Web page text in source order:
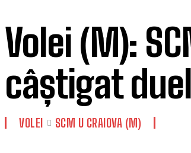
Volei (M):
câștigat
VOLEI SCM U CRAIOVA (M)